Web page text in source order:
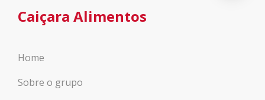
Caiçara Alimentos
Home
Sobre o grupo